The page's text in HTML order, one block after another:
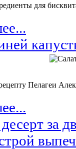
для
Пелагеи
за